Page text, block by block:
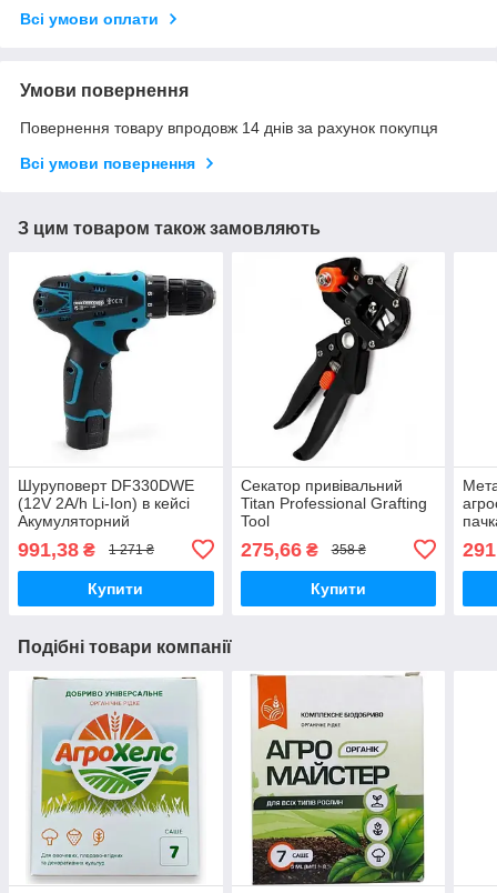
Всі умови оплати
Умови повернення
Повернення товару впродовж 14 днів за рахунок покупця
Всі умови повернення
З цим товаром також замовляють
Шуруповерт DF330DWE
(12V 2A/h Li-Ion) в кейсі
Акумуляторний
шуруповерт-дриль Макіта
991,38 ₴ 1 271 ₴
Купити
Секатор привівальний
Titan Professional Grafting
Tool
275,66₴ 358 ₴
Купити
Подібні товари компанії